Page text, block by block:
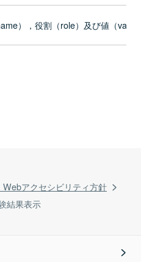
アクセシビリティ方針
結果表示
），役割（role）及び値（